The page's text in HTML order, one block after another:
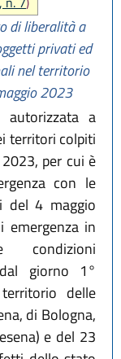
di liberalità a
privati ed
nel territorio
2023
autorizzata a
territori colpiti
per cui è
con le
del 4 maggio
emergenza in
condizioni
giorno 1°
delle
di Bologna,
e del 23